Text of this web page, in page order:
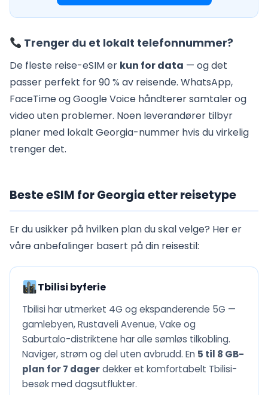
Trenger du et lokalt telefonnummer?
De fleste reise-eSIM er kun for data — og det
passer perfekt for 90 % av reisende. WhatsApp,
FaceTime og Google Voice håndterer samtaler og
video uten problemer. Noen leverandører tilbyr
planer med lokalt Georgia-nummer hvis du virkelig
trenger det.
Beste eSIM for Georgia etter reisetype
Er du usikker på hvilken plan du skal velge? Her er
våre anbefalinger basert på din reisestil:
Tbilisi byferie
Tbilisi har utmerket 4G og ekspanderende 5G —
gamlebyen, Rustaveli Avenue, Vake og
Saburtalo-distriktene har alle sømløs tilkobling.
Naviger, strøm og del uten avbrudd. En 5 til 8 GB-
plan for 7 dagerdekker et komfortabelt Tbilisi-
besøk med dagsutflukter.